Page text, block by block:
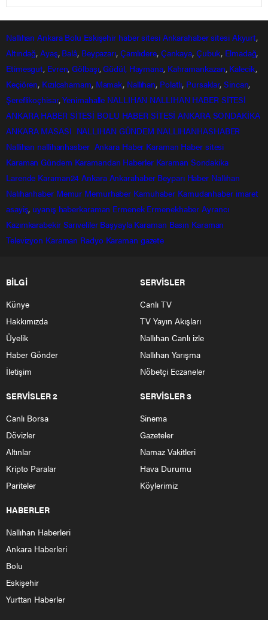
Nallıhan Ankara Bolu Eskişehir haber sitesi Ankarahabersitesi Akyurt,
Altındağ,Ayaş, Balâ, Beypazarı, Çamlıdere, Çankaya, Çubuk, Elmadağ,
Etimesgut, Evren,Gölbaşı,Güdül, Haymana, Kahramankazan, Kalecik,
Keçiören, Kızılcahamam, Mamak, Nallıhan, Polatlı, Pursaklar,Sincan,
Şereflikoçhisar,Yenimahalle NALLIHAN NALLIHAN HABER SİTESİ
ANKARA HABER SİTESİ BOLU HABER SİTESİ ANKARA SONDAKİKA
ANKARA MASASI NALLIHAN GÜNDEM NALLIHANHASHABER
Nallihan nallihanhasber Ankara Haber Karaman Haber sitesi
Karaman Gündem Karamandan Haberler Karaman Sondakika
Larende Karaman24 Ankara Ankarahaber Beyparı Haber Nallıhan
Nalıhanhaber Memur Memurhaber Kamuhaber Kamudanhaber imaret
asayiş, uyanış haberkaraman Ermenek Ermenekhaber Ayrancı
Kazımkarabekir Sarıveliler Başyayla Karaman Basın Karaman
Televizyon Karaman Radyo Karaman gazete
BİLGİ
Künye
Hakkımızda
Üyelik
Haber Gönder
İletişim
SERVİSLER
Canlı TV
TV Yayın Akışları
Nallıhan Canlı izle
Nallıhan Yarışma
Nöbetçi Eczaneler
SERVİSLER 2
Canlı Borsa
Dövizler
Altınlar
Kripto Paralar
Pariteler
SERVİSLER 3
Sinema
Gazeteler
Namaz Vakitleri
Hava Durumu
Köylerimiz
HABERLER
Nallıhan Haberleri
Ankara Haberleri
Bolu
Eskişehir
Yurttan Haberler